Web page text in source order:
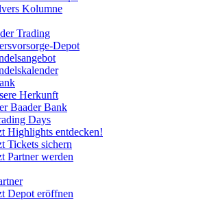
Kolumne
Trading
Depot
Herkunft
Baader Bank
Days
Highlights entdecken!
Tickets sichern
Partner werden
Depot eröffnen